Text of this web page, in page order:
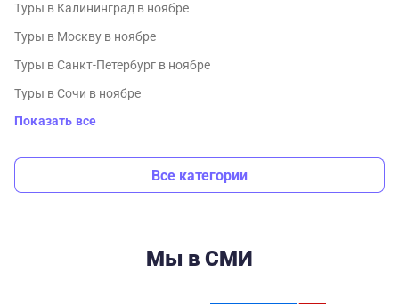
Туры в Калининград в ноябре
Туры в Москву в ноябре
Туры в Санкт-Петербург в ноябре
Туры в Сочи в ноябре
Показать все
Все категории
Мы в СМИ